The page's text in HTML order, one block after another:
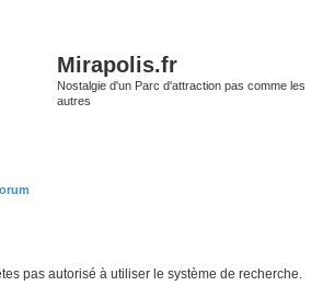
Mirapolis.fr
Nostalgie d'un Parc d'attraction pas comme les
autres
pas autorisé à utiliser le système de recherche.